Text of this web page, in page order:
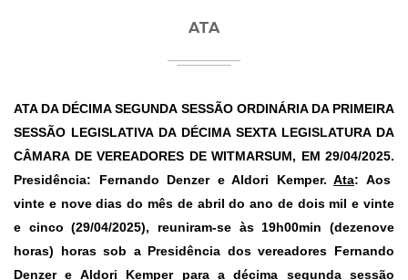
ATA
ATA DA DÉCIMA SEGUNDA SESSÃO ORDINÁRIA DA PRIMEIRA
SESSÃO LEGISLATIVA DA DÉCIMA SEXTA LEGISLATURA DA
CÂMARA DE VEREADORES DE WITMARSUM, EM 29/04/2025.
Presidência: Fernando Denzer e Aldori Kemper. Ata: Aos
vinte e nove dias do mês de abril do ano de dois mil e vinte
e cinco (29/04/2025), reuniram-se às 19h00min (dezenove
horas) horas sob a Presidência dos vereadores Fernando
Denzer e Aldori Kemper para a décima segunda sessão